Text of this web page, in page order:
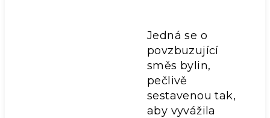
Jedná se o
povzbuzující
směs bylin,
pečlivě
sestavenou tak,
aby vyvážila